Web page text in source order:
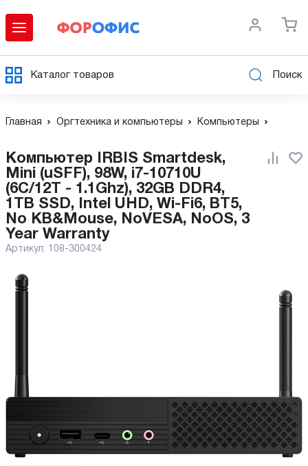
Каталог товаров Поиск
Главная Оргтехника и компьютеры Компьютеры
Компьютер IRBIS Smartdesk,
Mini (uSFF), 98W, i7-10710U
(6C/12T - 1.1Ghz), 32GB DDR4,
1TB SSD, Intel UHD, Wi-Fi6, BT5,
No KB&Mouse, NoVESA, NoOS, 3
Year Warranty
Артикул: 108-300424